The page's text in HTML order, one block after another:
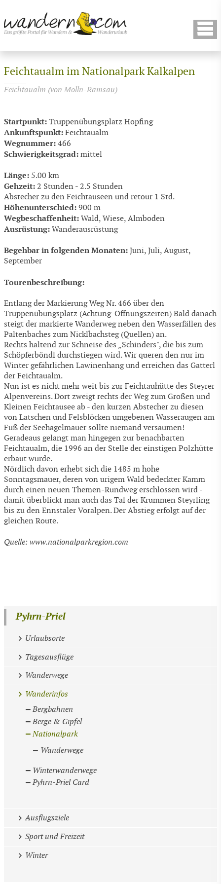
Feichtaualm im Nationalpark Kalkalpen
Feichtaualm (von Molln-Ramsau)
Startpunkt: Truppenübungsplatz Hopfing
Ankunftspunkt: Feichtaualm
Wegnummer: 466
Schwierigkeitsgrad: mittel
Länge: 5.00 km
Gehzeit: 2 Stunden - 2.5 Stunden
Abstecher zu den Feichtauseen und retour 1 Std.
Höhenunterschied: 900 m
Wegbeschaffenheit: Wald, Wiese, Almboden
Ausrüstung: Wanderausrüstung
Begehbar in folgenden Monaten: Juni, Juli, August,
September
Tourenbeschreibung:
Entlang der Markierung Weg Nr. 466 über den
Truppenübungsplatz (Achtung-Öffnungszeiten) Bald danach
steigt der markierte Wanderweg neben den Wasserfällen des
Paltenbaches zum Nicklbachsteg (Quellen) an.
Rechts haltend zur Schneise des „Schinders", die bis zum
Schöpferböndl durchstiegen wird. Wir queren den nur im
Winter gefährlichen Lawinenhang und erreichen das Gatterl
der Feichtaualm.
Nun ist es nicht mehr weit bis zur Feichtauhütte des Steyrer
Alpenvereins. Dort zweigt rechts der Weg zum Großen und
Kleinen Feichtausee ab - den kurzen Abstecher zu diesen
von Latschen und Felsblöcken umgebenen Wasseraugen am
Fuß der Seehagelmauer sollte niemand versäumen!
Geradeaus gelangt man hingegen zur benachbarten
Feichtaualm, die 1996 an der Stelle der einstigen Polzhütte
erbaut wurde.
Nördlich davon erhebt sich die 1485 m hohe
Sonntagsmauer, deren von urigem Wald bedeckter Kamm
durch einen neuen Themen-Rundweg erschlossen wird -
damit überblickt man auch das Tal der Krummen Steyrling
bis zu den Ennstaler Voralpen. Der Abstieg erfolgt auf der
gleichen Route.
Quelle: www.nationalparkregion.com
Pyhrn-Priel
Urlaubsorte
Tagesausflüge
Wanderwege
Wanderinfos
Bergbahnen
Berge & Gipfel
Nationalpark
Wanderwege
Winterwanderwege
Pyhrn-Priel Card
Ausflugsziele
Sport und Freizeit
Winter